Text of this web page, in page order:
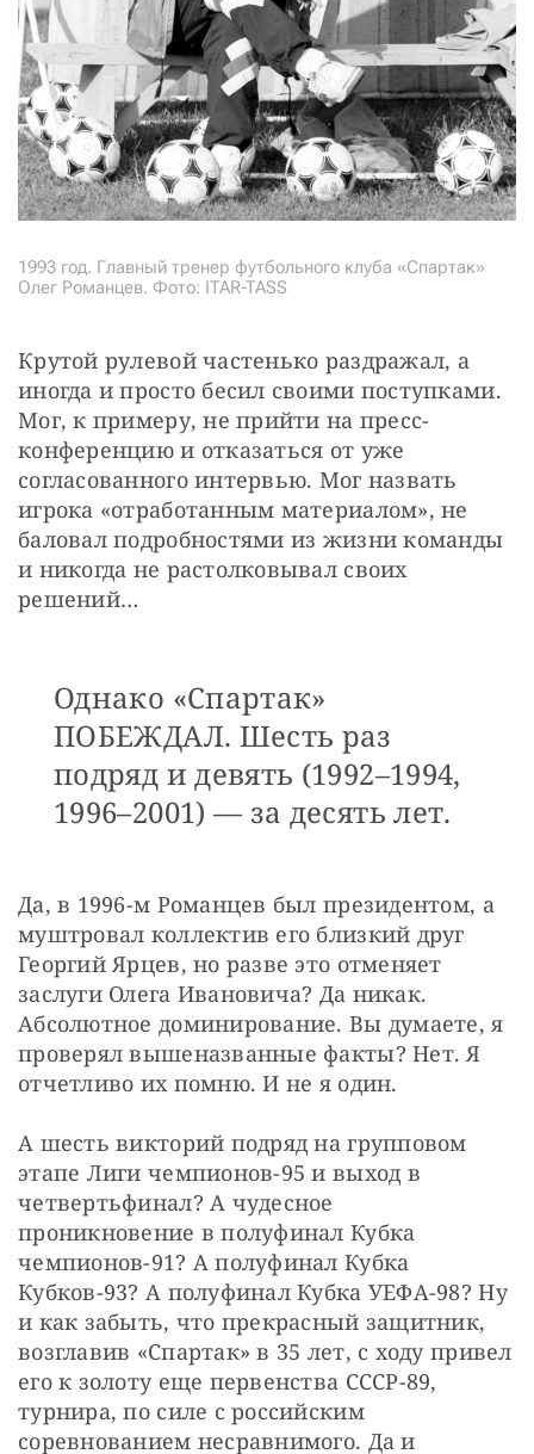
1993 год. Главный тренер футбольного клуба «Спартак»
Олег Романцев. Фото: ITAR-TASS
Крутой рулевой частенько раздражал, а
иногда и просто бесил своими поступками.
Мог, к примеру, не прийти на пресс-
конференцию и отказаться от уже
согласованного интервью. Мог назвать
игрока «отработанным материалом», не
баловал подробностями из жизни команды
и никогда не растолковывал своих
решений…
Однако «Спартак»
ПОБЕЖДАЛ. Шесть раз
подряд и девять (1992–1994,
1996–2001) — за десять лет.
Да, в 1996-м Романцев был президентом, а
муштровал коллектив его близкий друг
Георгий Ярцев, но разве это отменяет
заслуги Олега Ивановича? Да никак.
Абсолютное доминирование. Вы думаете, я
проверял вышеназванные факты? Нет. Я
отчетливо их помню. И не я один.
А шесть викторий подряд на групповом
этапе Лиги чемпионов-95 и выход в
четвертьфинал? А чудесное
проникновение в полуфинал Кубка
чемпионов-91? А полуфинал Кубка
Кубков-93? А полуфинал Кубка УЕФА-98? Ну
и как забыть, что прекрасный защитник,
возглавив «Спартак» в 35 лет, с ходу привел
его к золоту еще первенства СССР-89,
турнира, по силе с российским
соревнованием несравнимого. Да и